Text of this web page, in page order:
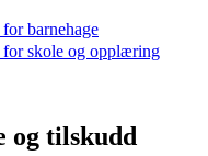
barnehage
for skole og opplæring
og tilskudd